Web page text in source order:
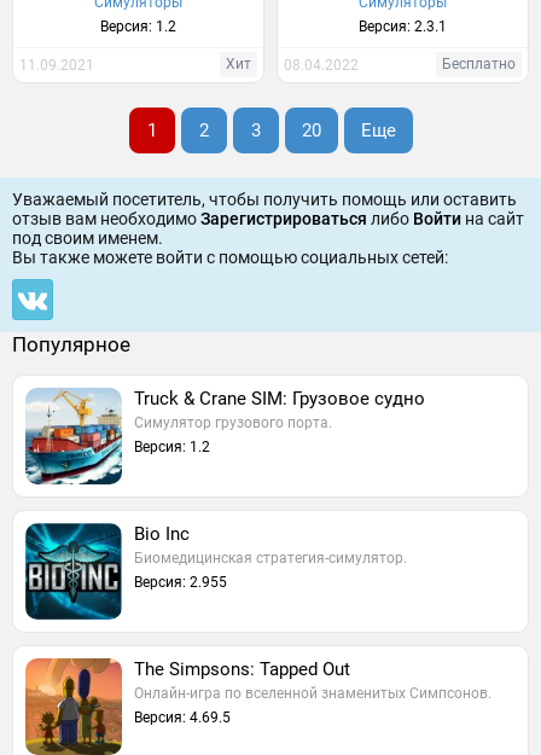
Версия: 1.2
11.09.2021 Хит
Версия: 2.3.1
08.04.2022 Бесплатно
1 2 3 20 Еще
Уважаемый посетитель, чтобы получить помощь или оставить
отзыв вам необходимоЗарегистрироваться либо Войти на сайт
под своим именем.
Вы также можете войти c помощью социальных сетей:
Популярное
Truck & Crane SIM: Грузовое судно
Симулятор грузового порта.
Версия: 1.2
Bio Inc
Биомедицинская стратегия-симулятор.
Версия: 2.955
The Simpsons: Tapped Out
Онлайн-игра по вселенной знаменитых Симпсонов.
Версия: 4.69.5